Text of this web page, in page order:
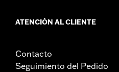
ATENCIÓN AL CLIENTE
Contacto
Seguimiento del Pedido